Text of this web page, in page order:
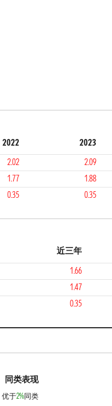
2022 2023
2.02 2.09
1.77 1.88
0.35 0.35
近三年
1.66
1.47
0.35
同类表现
优于2%同类